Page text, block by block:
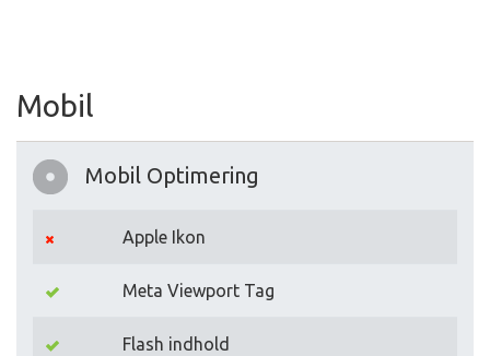
Mobil
Mobil Optimering
Apple Ikon
Meta Viewport Tag
Flash indhold